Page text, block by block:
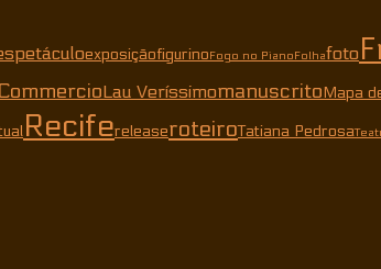
exposiçãofigurinoFogo no PianoFolhafoto
Lau VeríssimomanuscritoMapa
RecifereleaseroteiroTatiana Pedrosa